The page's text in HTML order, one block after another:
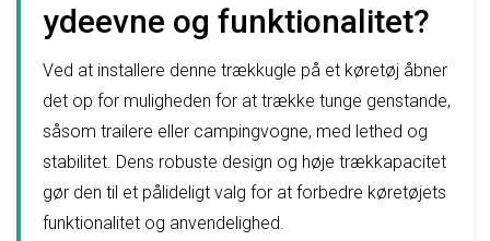
ydeevne og funktionalitet?
Ved at installere denne trækkugle på et køretøj åbner
det op for muligheden for at trække tunge genstande,
såsom trailere eller campingvogne, med lethed og
stabilitet. Dens robuste design og høje trækkapacitet
gør den til et pålideligt valg for at forbedre køretøjets
funktionalitet og anvendelighed.